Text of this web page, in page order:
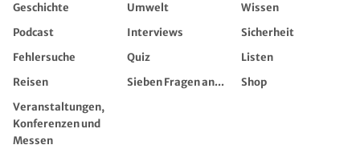
Geschichte Umwelt
Wissen
Podcast
Interviews
Sicherheit
Fehlersuche
Quiz
Listen
Reisen
Sieben Fragen an...
Shop
Veranstaltungen,
Konferenzen und
Messen